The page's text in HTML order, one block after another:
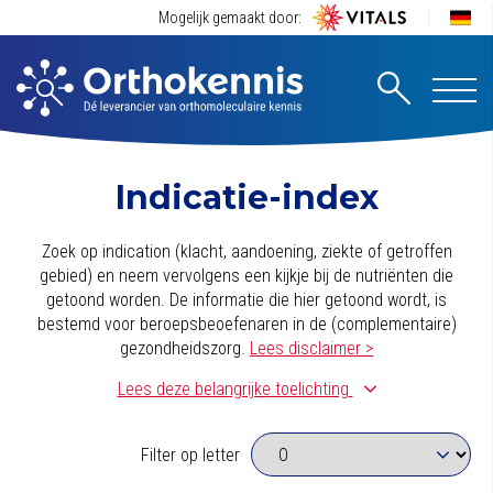
Mogelijk gemaakt door:
Indicatie-index
Zoek op indication (klacht, aandoening, ziekte of getroffen
gebied) en neem vervolgens een kijkje bij de nutriënten die
getoond worden. De informatie die hier getoond wordt, is
bestemd voor beroepsbeoefenaren in de (complementaire)
gezondheidszorg. Lees disclaimer >
uitgegaan van een dagelijkse basissuppletie die bestaat uit
een kwalitatief multivitaminen/-mineralenpreparaat. (Deze is
bijvoorbeeld herkenbaar doordat het de biologisch
Lees deze belangrijke toelichting
Filter op letter